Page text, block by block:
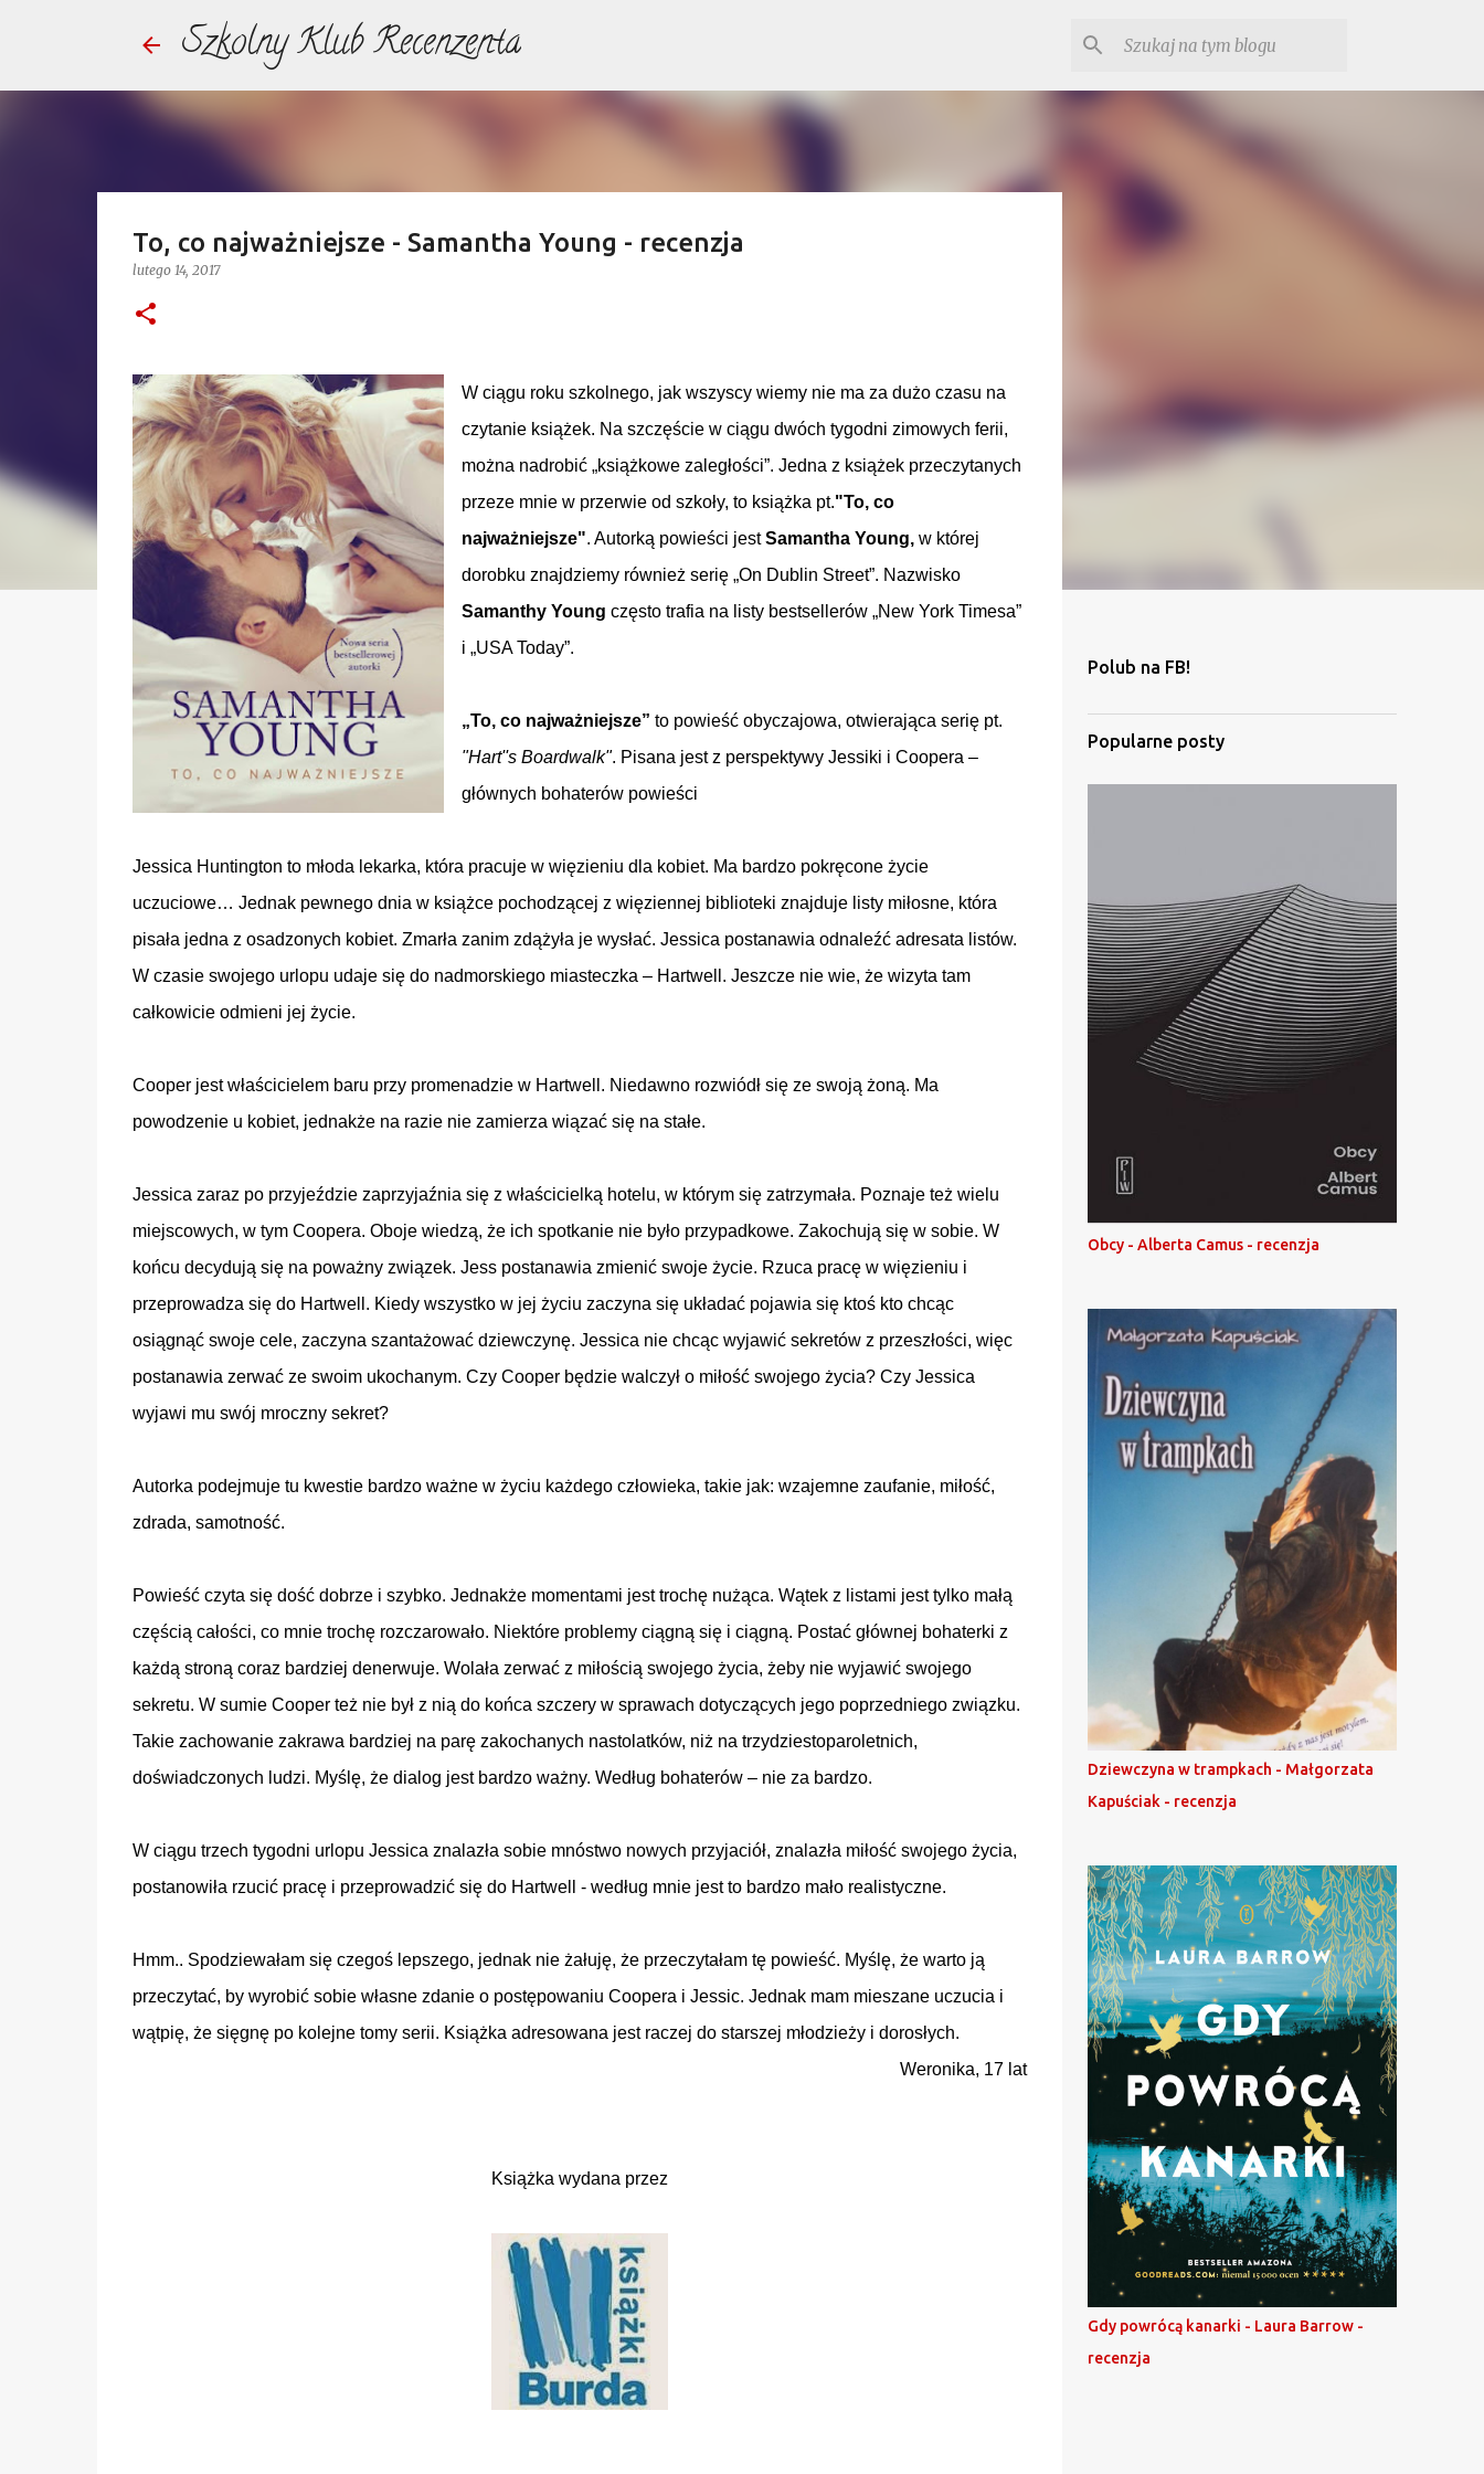
Szkolny Klub Recenzenta
To, co najważniejsze - Samantha Young - recenzja
lutego 14, 2017
W ciągu roku szkolnego, jak wszyscy wiemy nie ma za dużo czasu na
czytanie książek. Na szczęście w ciągu dwóch tygodni zimowych ferii,
można nadrobić „książkowe zaległości”. Jedna z książek przeczytanych
przeze mnie w przerwie od szkoły, to książka pt."To, co
najważniejsze". Autorką powieści jestSamantha Young,w której
dorobku znajdziemy również serię „On Dublin Street”. Nazwisko
Samanthy Young często trafia na listy bestsellerów „New York Timesa”
i „USA Today”.
„To, co najważniejsze” to powieść obyczajowa, otwierająca serię pt.
"Hart''s Boardwalk". Pisana jest z perspektywy Jessiki i Coopera –
głównych bohaterów powieści
Jessica Huntington to młoda lekarka, która pracuje w więzieniu dla kobiet. Ma bardzo pokręcone życie
uczuciowe… Jednak pewnego dnia w książce pochodzącej z więziennej biblioteki znajduje listy miłosne, która
pisała jedna z osadzonych kobiet. Zmarła zanim zdążyła je wysłać. Jessica postanawia odnaleźć adresata listów.
W czasie swojego urlopu udaje się do nadmorskiego miasteczka – Hartwell. Jeszcze nie wie, że wizyta tam
całkowicie odmieni jej życie.
Cooper jest właścicielem baru przy promenadzie w Hartwell. Niedawno rozwiódł się ze swoją żoną. Ma
powodzenie u kobiet, jednakże na razie nie zamierza wiązać się na stałe.
Jessica zaraz po przyjeździe zaprzyjaźnia się z właścicielką hotelu, w którym się zatrzymała. Poznaje też wielu
miejscowych, w tym Coopera. Oboje wiedzą, że ich spotkanie nie było przypadkowe. Zakochują się w sobie. W
końcu decydują się na poważny związek. Jess postanawia zmienić swoje życie. Rzuca pracę w więzieniu i
przeprowadza się do Hartwell. Kiedy wszystko w jej życiu zaczyna się układać pojawia się ktoś kto chcąc
osiągnąć swoje cele, zaczyna szantażować dziewczynę. Jessica nie chcąc wyjawić sekretów z przeszłości, więc
postanawia zerwać ze swoim ukochanym. Czy Cooper będzie walczył o miłość swojego życia? Czy Jessica
wyjawi mu swój mroczny sekret?
Autorka podejmuje tu kwestie bardzo ważne w życiu każdego człowieka, takie jak: wzajemne zaufanie, miłość,
zdrada, samotność.
Powieść czyta się dość dobrze i szybko. Jednakże momentami jest trochę nużąca. Wątek z listami jest tylko małą
częścią całości, co mnie trochę rozczarowało. Niektóre problemy ciągną się i ciągną. Postać głównej bohaterki z
każdą stroną coraz bardziej denerwuje. Wolała zerwać z miłością swojego życia, żeby nie wyjawić swojego
sekretu. W sumie Cooper też nie był z nią do końca szczery w sprawach dotyczących jego poprzedniego związku.
Takie zachowanie zakrawa bardziej na parę zakochanych nastolatków, niż na trzydziestoparoletnich,
doświadczonych ludzi. Myślę, że dialog jest bardzo ważny. Według bohaterów – nie za bardzo.
W ciągu trzech tygodni urlopu Jessica znalazła sobie mnóstwo nowych przyjaciół, znalazła miłość swojego życia,
postanowiła rzucić pracę i przeprowadzić się do Hartwell - według mnie jest to bardzo mało realistyczne.
Hmm.. Spodziewałam się czegoś lepszego, jednak nie żałuję, że przeczytałam tę powieść. Myślę, że warto ją
przeczytać, by wyrobić sobie własne zdanie o postępowaniu Coopera i Jessic. Jednak mam mieszane uczucia i
wątpię, że sięgnę po kolejne tomy serii. Książka adresowana jest raczej do starszej młodzieży i dorosłych.
Weronika, 17 lat
Książka wydana przez
Polub na FB!
Popularne posty
Obcy - Alberta Camus - recenzja
Dziewczyna w trampkach - Małgorzata
Kapuściak - recenzja
Gdy powrócą kanarki - Laura Barrow -
recenzja